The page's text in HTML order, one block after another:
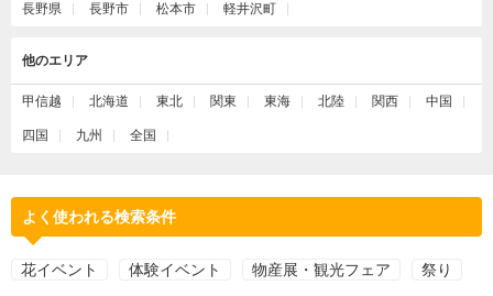
長野県 長野市 松本市 軽井沢町
他のエリア
甲信越 北海道 東北 関東 東海 北陸 関西 中国
四国 九州 全国
よく使われる検索条件
花イベント 体験イベント 物産展・観光フェア 祭り